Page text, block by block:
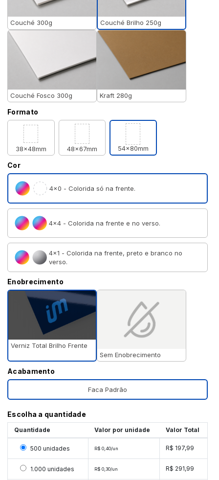
Couché 300g Couché Brilho 250g
Couché Fosco 300g Kraft 280g
Formato
38x48mm 48x67mm 54x80mm
Cor
4×0 - Colorida só na frente.
4×4 - Colorida na frente e no verso.
4×1 - Colorida na frente, preto e branco no
verso.
Enobrecimento
Verniz Total Brilho Frente
Sem Enobrecimento
Acabamento
Faca Padrão
Escolha a quantidade
Quantidade Valor por unidade Valor Total
Selecionar 500 unidades
500 unidades R$ 0,40/un R$ 197,99
Selecionar 1000 unidades
1.000 unidades R$ 0,30/un R$ 291,99